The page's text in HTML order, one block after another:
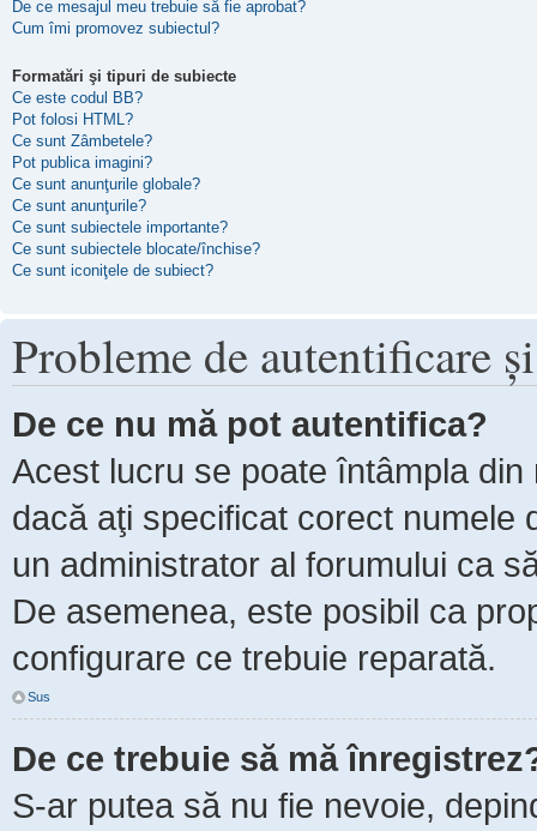
De ce mesajul meu trebuie să fie aprobat?
Cum îmi promovez subiectul?
Formatări şi tipuri de subiecte
Ce este codul BB?
Pot folosi HTML?
Ce sunt Zâmbetele?
Pot publica imagini?
Ce sunt anunţurile globale?
Ce sunt anunţurile?
Ce sunt subiectele importante?
Ce sunt subiectele blocate/închise?
Ce sunt iconiţele de subiect?
Probleme de autentificare
De ce nu mă pot autentifica?
Acest lucru se poate întâmpla
dacă aţi specificat corect numele
un administrator al forumului ca
De asemenea, este posibil ca
configurare ce trebuie reparată.
Sus
De ce trebuie să mă
S-ar putea să nu fie nevoie,